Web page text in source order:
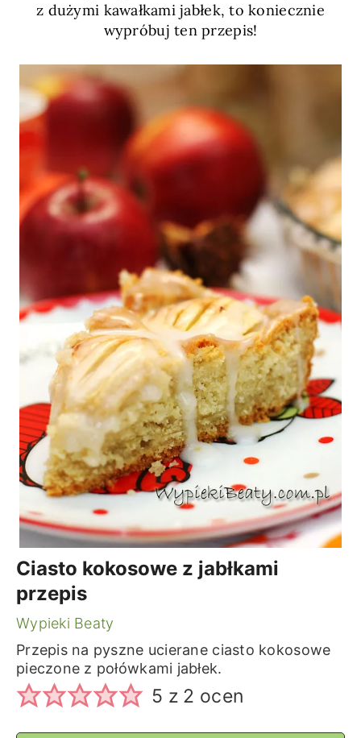
z dużymi kawałkami jabłek, to koniecznie
wypróbuj ten przepis!
Ciasto kokosowe z jabłkami
przepis
Wypieki Beaty
Przepis na pyszne ucierane ciasto kokosowe
pieczone z połówkami jabłek.
5 z 2 ocen